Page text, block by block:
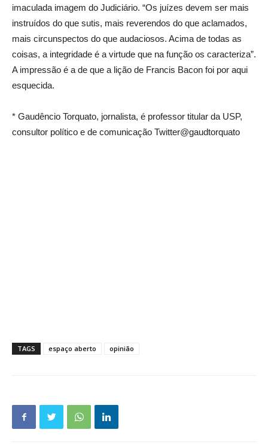
imaculada imagem do Judiciário. “Os juízes devem ser mais
instruídos do que sutis, mais reverendos do que aclamados,
mais circunspectos do que audaciosos. Acima de todas as
coisas, a integridade é a virtude que na função os caracteriza”.
A impressão é a de que a lição de Francis Bacon foi por aqui
esquecida.
* Gaudêncio Torquato, jornalista, é professor titular da USP,
consultor político e de comunicação Twitter@gaudtorquato
TAGS espaço aberto opinião